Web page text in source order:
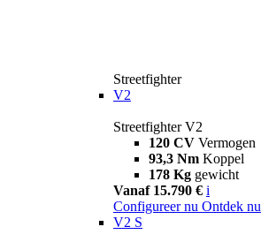
Streetfighter
V2
Streetfighter V2
120 CV Vermogen
93,3 Nm Koppel
178 Kg gewicht
Vanaf 15.790 € i
Configureer nu Ontdek nu
V2 S